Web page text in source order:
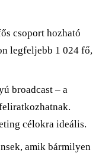
csoport hozható
legfeljebb 1 024 fő,
broadcast – a
célokra ideális.
amik bármilyen